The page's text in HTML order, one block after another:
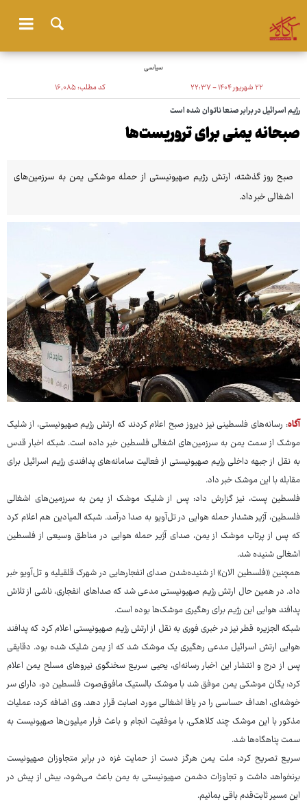
سیاسی
۲۲ شهریور ۱۴۰۴ - ۲۲:۳۷ کد مطلب:۱۶٬۰۸۵
رژیم اسرائیل در برابر صنعا ناتوان شده است
صبحانه یمنی برای تروریست‌ها
صبح روز گذشته، ارتش رژیم صهیونیستی از حمله موشکی یمن به سرزمین‌های
اشغالی خبر داد.
آگاه: رسانه‌های فلسطینی نیز دیروز صبح اعلام کردند که ارتش رژیم صهیونیستی، از شلیک
موشک از سمت یمن به سرزمین‌های اشغالی فلسطین خبر داده است. شبکه اخبار قدس
به نقل از جبهه داخلی رژیم صهیونیستی از فعالیت سامانه‌های پدافندی رژیم اسرائیل برای
مقابله با این موشک خبر داد.
فلسطین پست، نیز گزارش داد: پس از شلیک موشک از یمن به سرزمین‌های اشغالی
فلسطین، آژیر هشدار حمله هوایی در تل‌آویو به صدا درآمد. شبکه المیادین هم اعلام کرد
که پس از پرتاب موشک از یمن، صدای آژیر حمله هوایی در مناطق وسیعی از فلسطین
اشغالی شنیده شد.
همچنین «فلسطین الان» از شنیده‌شدن صدای انفجارهایی در شهرک قلقیلیه و تل‌آویو خبر
داد. در همین حال ارتش رژیم صهیونیستی مدعی شد که صداهای انفجاری، ناشی از تلاش
پدافند هوایی این رژیم برای رهگیری موشک‌ها بوده است.
شبکه الجزیره قطر نیز در خبری فوری به نقل از ارتش رژیم صهیونیستی اعلام کرد که پدافند
هوایی ارتش اسرائیل مدعی رهگیری یک موشک شد که از یمن شلیک شده بود. دقایقی
پس از درج و انتشار این اخبار رسانه‌ای، یحیی سریع سخنگوی نیروهای مسلح یمن اعلام
کرد: یگان موشکی یمن موفق شد با موشک بالستیک مافوق‌صوت فلسطین دو، دارای سر
خوشه‌ای، اهداف حساسی را در یافا اشغالی مورد اصابت قرار دهد. وی اضافه کرد: عملیات
مذکور با این موشک چند کلاهکی، با موفقیت انجام و باعث فرار میلیون‌ها صهیونیست به
سمت پناهگاه‌ها شد.
سریع تصریح کرد: ملت یمن هرگز دست از حمایت غزه در برابر متجاوزان صهیونیست
برنخواهد داشت و تجاوزات دشمن صهیونیستی به یمن باعث می‌شود، بیش از پیش در
این مسیر ثابت‌قدم باقی بمانیم.